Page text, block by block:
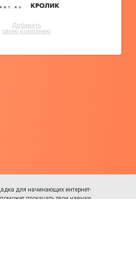
Добавить
свою компанию
для начинающих интернет-
прокачать твои навыки.